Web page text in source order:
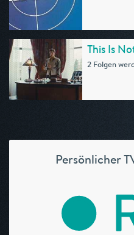
This Is
2 Folgen
Persönlicher